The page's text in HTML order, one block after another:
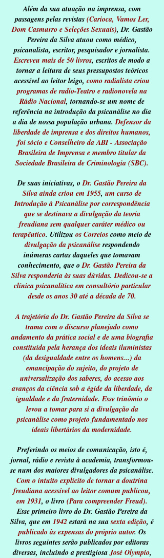
Além da sua atuação na imprensa, com
passagens pelas revistas (Carioca, Vamos Ler,
Dom Casmurro e Seleções Sexuais), Dr. Gastão
Pereira da Silva atuou como médico,
psicanalista, escritor, pesquisador e jornalista.
Escreveu mais de 50 livros, escritos de modo a
tornar a leitura de seus pressupostos teóricos
acessível ao leitor leigo, como radialista criou
programas de radio-Teatro e radionovela na
Rádio Nacional, tornando-se um nome de
referência na introdução da psicanálise no dia
a dia de nossa população urbana.Defensor da
liberdade de imprensa e dos direitos humanos,
foi sócio e Conselheiro da ABI - Associação
Brasileira de Imprensa e membro titular da
Sociedade Brasileira de Criminologia (SBC).
De suas iniciativas, oDr. Gastão Pereira da
Silva ainda criou em 1955, um curso de
Introdução à Psicanálise por correspondência
que se destinava a divulgação da teoria
freudiana sem qualquer caráter médico ou
terapêutico. Utilizou os Correios como meio de
divulgação da psicanáliserespondendo
inúmeras cartas daqueles que tomavam
conhecimento, que oDr. Gastão Pereira da
Silva responderia às suas dúvidas.Dedicou-se a
clínica psicanalítica em consultório particular
desde os anos 30 até a década de 70.
A trajetória do Dr. Gastão Pereira da Silva se
trama com o discurso planejado como
andamento da prática social e de uma biografia
constituída pela herança dos ideais iluministas
(da desigualdade entre os homens...) da
emancipação do sujeito, do projeto de
universalização dos saberes, do acesso aos
avanços da ciência sob a égide da liberdade, da
igualdade e da fraternidade. Esse trinômio o
levou a tomar para si a divulgação da
psicanálise como projeto fundamentado nos
ideais libertários da modernidade.
Preferindo os meios de comunicação, isto é,
jornal, rádio e revista à academia, transformou-
se num dos maiores divulgadores da psicanálise.
Com o intuito explícito de tornar a doutrina
freudiana acessível ao leitor comum publicou,
em 1931, o livro (Para compreender Freud).
Esse primeiro livro do Dr. Gastão Pereira da
Silva, que em 1942 estará na suasexta edição, é
publicado às expensas do próprio autor. Os
livros seguintes serão publicados por editoras
diversas, incluindo a prestigiosaJosé Olympio,